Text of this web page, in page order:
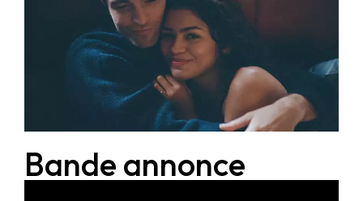
Bande annonce